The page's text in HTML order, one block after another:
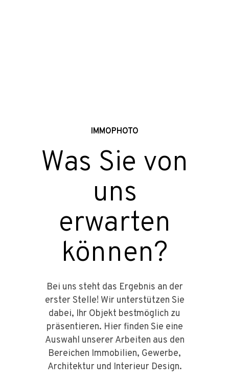
IMMOPHOTO
Was Sie von
uns
erwarten
können?
Bei uns steht das Ergebnis an der
erster Stelle! Wir unterstützen Sie
dabei, Ihr Objekt bestmöglich zu
präsentieren. Hier finden Sie eine
Auswahl unserer Arbeiten aus den
Bereichen Immobilien, Gewerbe,
Architektur und Interieur Design.